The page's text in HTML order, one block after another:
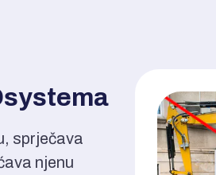
sprječava
njenu